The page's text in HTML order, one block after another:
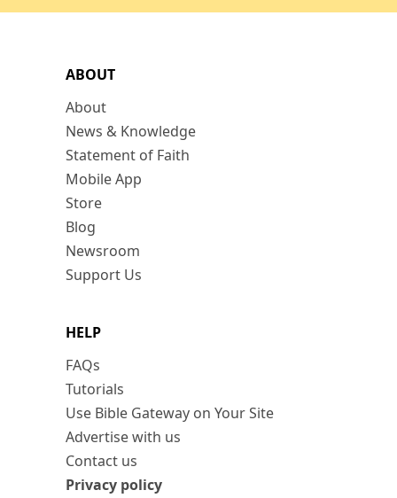
ABOUT
About
News & Knowledge
Statement of Faith
Mobile App
Store
Blog
Newsroom
Support Us
HELP
FAQs
Tutorials
Use Bible Gateway on Your Site
Advertise with us
Contact us
Privacy policy